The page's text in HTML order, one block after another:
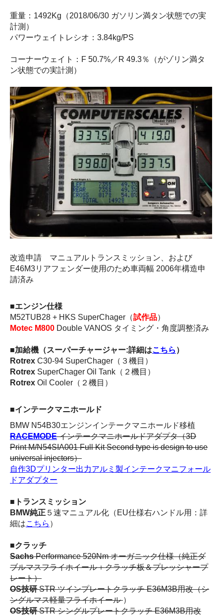
重量：1492Kg（2018/06/30 ガソリン満タン状態での実
計測）
パワーウェイトレシオ：3.84kg/PS
コーナーウェイト：F 50.7%／R 49.3％（がゾリン満タ
ン状態での実計測）
改造申請 マニュアルトランスミッション、および
E46M3リアフェンダー使用のため車両幅 2006年構造申
請済み
■エンジン仕様
M52TUB28 + HKS SuperChager（試作品）
Motec M800 Double VANOS タイミング・角度調整済み
■加給機（スーパーチャージャー:詳細はこちら ）
Rotrex C30-94 SuperChager（３機目）
Rotrex SuperChager Oil Tank（２機目）
Rotrex Oil Cooler（２機目）
■インテークマニホールド
BMW N54B30エンジンインテークマニホールド移植
RACEMODEインテークマニホールドアダプタ（3D
Print M/N54SIA001 Full Kit Second type is design to use
universal injectors）
自作3Dプリンター出力アルミ製インテークマニフォール
ドアダプター
■トランスミッション
BMW純正 ５速マニュアル化（EU仕様右ハンドル用：詳
細はこちら ）
■クラッチ
SachsPerformance 520Nm オーガニック仕様（純正ダ
ブルマスフライホイール＋クラッチ板＆プレッシャープ
レート）
OS技研STR ツインプレートクラッチ E36M3B用改（シ
ングルマス軽量フライホイール）
OS技研STR シングルプレートクラッチ E36M3B用改